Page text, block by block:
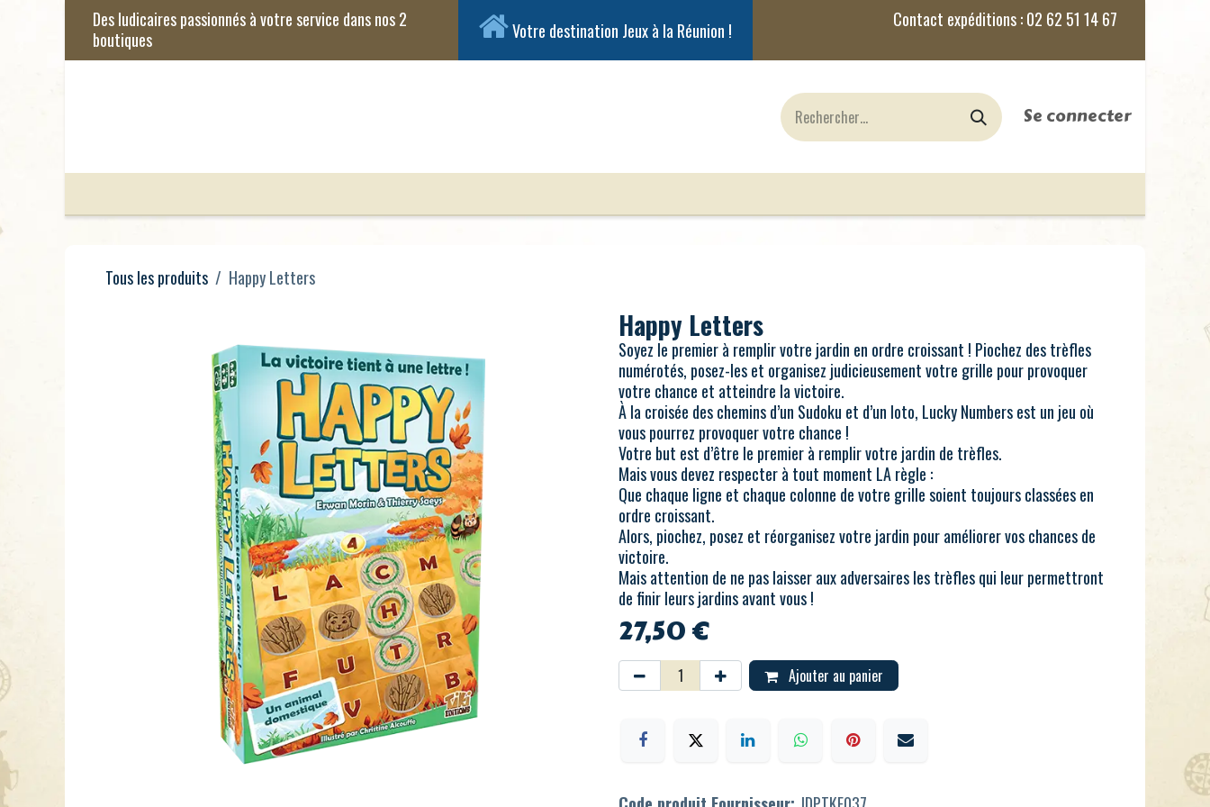
Se rendre au contenu
Votre destination Jeux à la Réunion !
Se connecter
Tous les produits Happy Letters
Happy Letters
Soyez le premier à remplir votre jardin en ordre croissant ! Piochez des trèfles
numérotés, posez-les et organisez judicieusement votre grille pour provoquer
votre chance et atteindre la victoire.
À la croisée des chemins d’un Sudoku et d’un loto, Lucky Numbers est un jeu où
vous pourrez provoquer votre chance !
Votre but est d’être le premier à remplir votre jardin de trèfles.
Mais vous devez respecter à tout moment LA règle :
Que chaque ligne et chaque colonne de votre grille soient toujours classées en
ordre croissant.
Alors, piochez, posez et réorganisez votre jardin pour améliorer vos chances de
victoire.
Mais attention de ne pas laisser aux adversaires les trèfles qui leur permettront
de finir leurs jardins avant vous !
27,50€
Ajouter au panier